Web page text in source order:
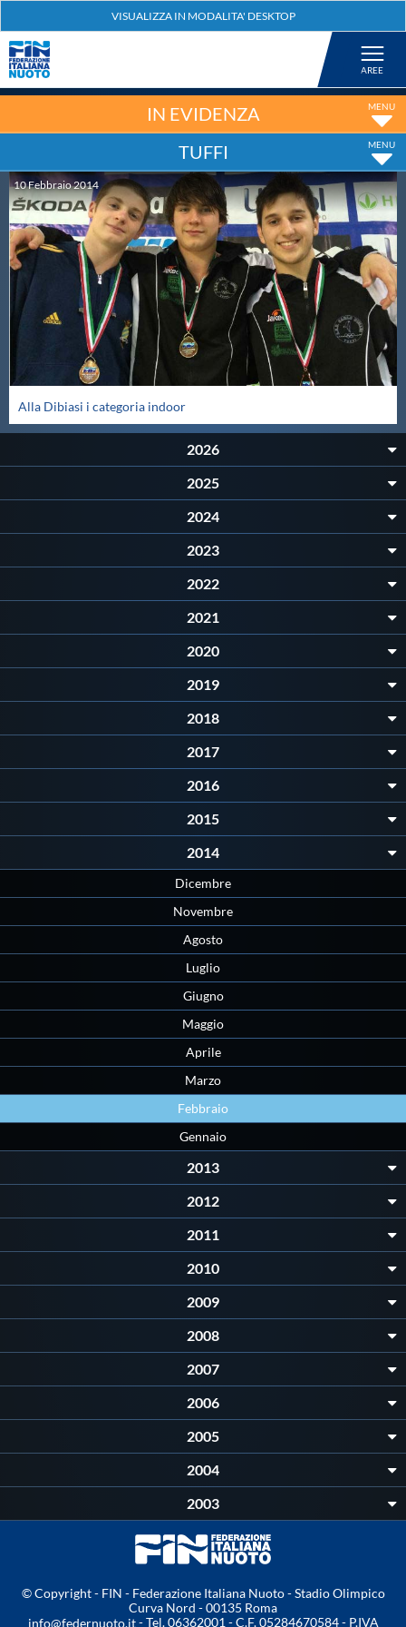
Nuoto
Tuffi
Artistico
Fondo
Salvamento
Master
Formazione
Scuole Nuoto
Propaganda
Protezione Civile
Galleria fotografica
Webmail
IN EVIDENZA
TUFFI
10Febbraio2014
Alla Dibiasi i categoria indoor
2026
2025
2024
2023
2022
2021
2020
2019
2018
2017
2016
2015
2014
Dicembre
Novembre
Agosto
Luglio
Giugno
Maggio
Aprile
Marzo
Febbraio
Gennaio
2013
2012
2011
2010
2009
2008
2007
2006
2005
2004
2003
© Copyright - FIN - Federazione Italiana Nuoto - Stadio Olimpico
Curva Nord - 00135 Roma
info@federnuoto.it- Tel. 06362001 - C.F. 05284670584 - P.IVA